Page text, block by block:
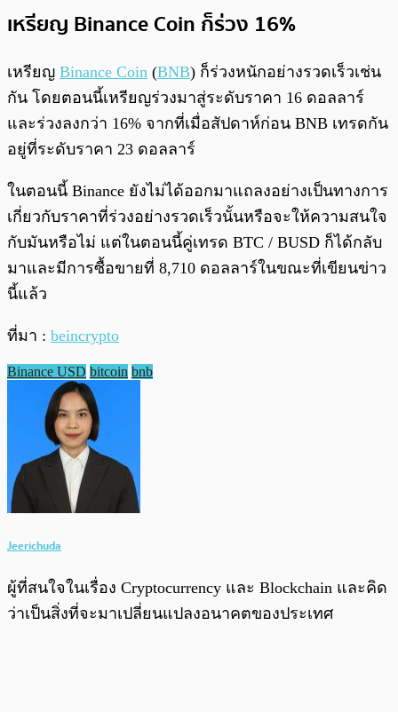
เหรียญ Binance Coin ก็ร่วง 16%
เหรียญ Binance Coin (BNB) ก็ร่วงหนักอย่างรวดเร็วเช่น
กัน โดยตอนนี้เหรียญร่วงมาสู่ระดับราคา 16 ดอลลาร์
และร่วงลงกว่า 16% จากที่เมื่อสัปดาห์ก่อน BNB เทรดกัน
อยู่ที่ระดับราคา 23 ดอลลาร์
ในตอนนี้ Binance ยังไม่ได้ออกมาแถลงอย่างเป็นทางการ
เกี่ยวกับราคาที่ร่วงอย่างรวดเร็วนั้นหรือจะให้ความสนใจ
กับมันหรือไม่ แต่ในตอนนี้คู่เทรด BTC / BUSD ก็ได้กลับ
มาและมีการซื้อขายที่ 8,710 ดอลลาร์ในขณะที่เขียนข่าว
นี้แล้ว
ที่มา : beincrypto
Binance USD bitcoin bnb
Jeerichuda
ผู้ที่สนใจในเรื่อง Cryptocurrency และ Blockchain และคิด
ว่าเป็นสิ่งที่จะมาเปลี่ยนแปลงอนาคตของประเทศ